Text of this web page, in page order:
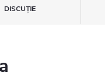
DISCUŢIE